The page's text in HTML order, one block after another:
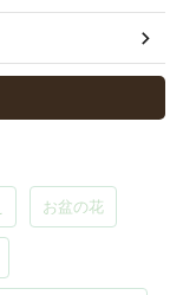
お盆の花